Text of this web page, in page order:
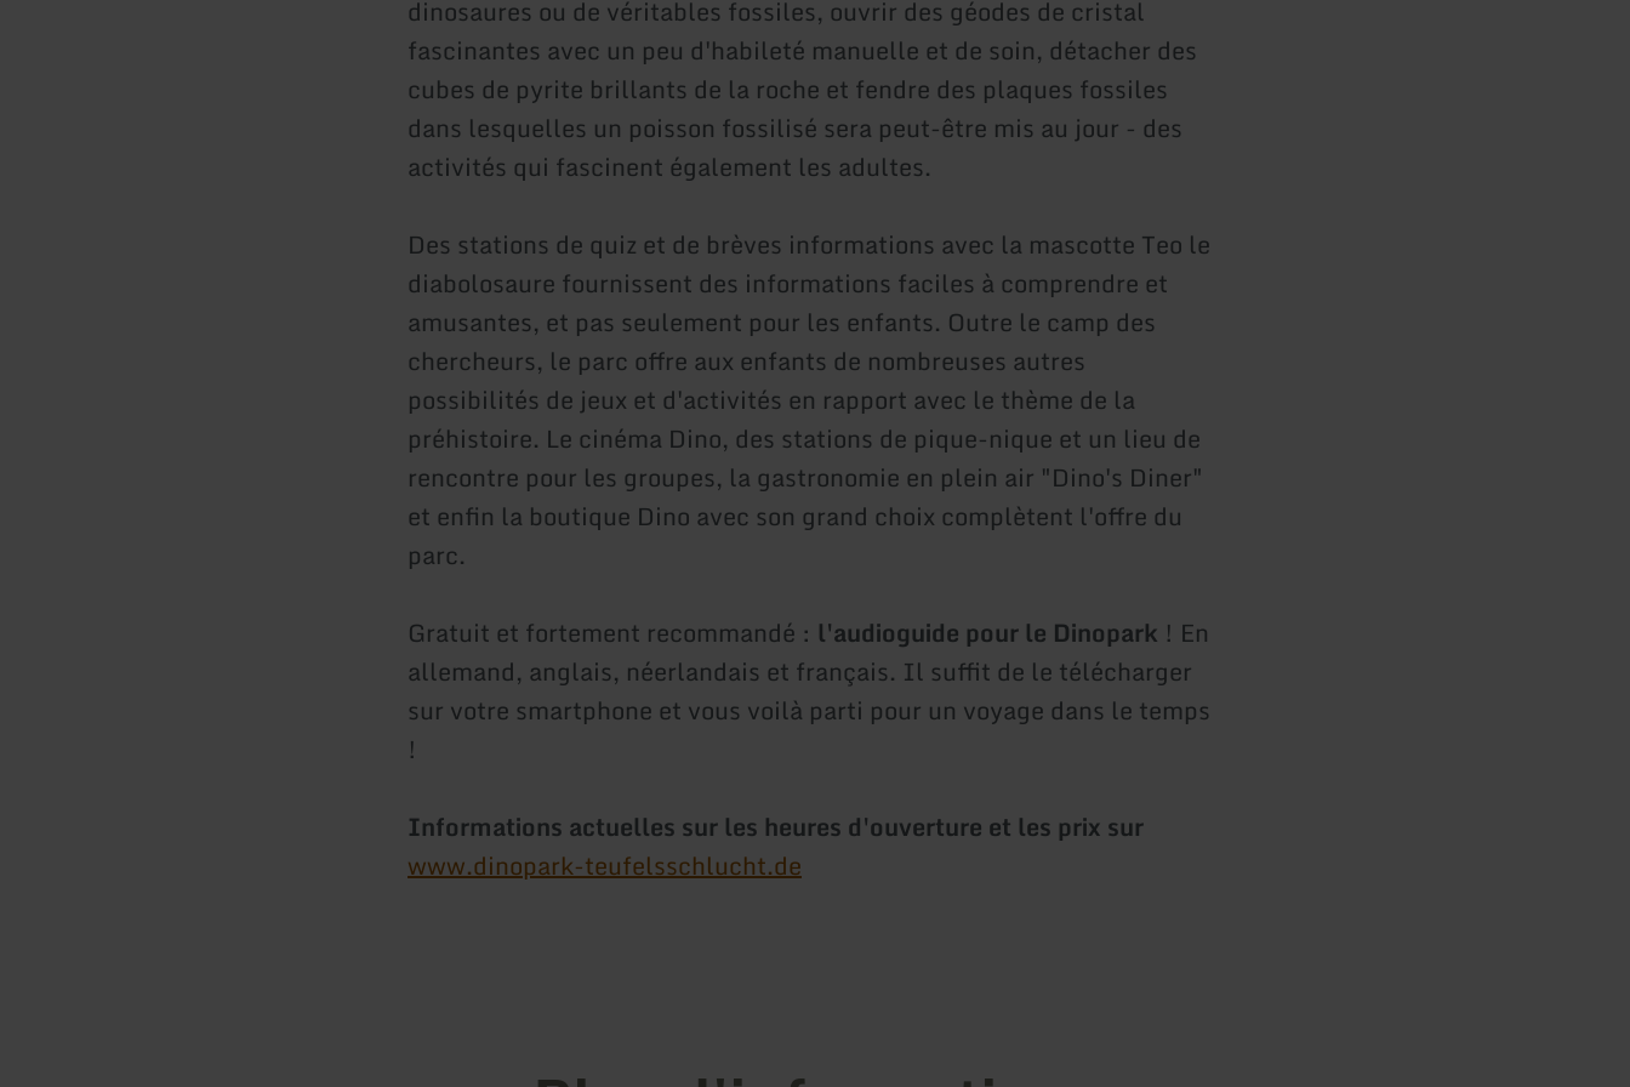
dinosaures ou de véritables fossiles, ouvrir des géodes de cristal
fascinantes avec un peu d'habileté manuelle et de soin, détacher des
cubes de pyrite brillants de la roche et fendre des plaques fossiles
dans lesquelles un poisson fossilisé sera peut-être mis au jour - des
activités qui fascinent également les adultes.
Des stations de quiz et de brèves informations avec la mascotte Teo le
diabolosaure fournissent des informations faciles à comprendre et
amusantes, et pas seulement pour les enfants. Outre le camp des
chercheurs, le parc offre aux enfants de nombreuses autres
possibilités de jeux et d'activités en rapport avec le thème de la
préhistoire. Le cinéma Dino, des stations de pique-nique et un lieu de
rencontre pour les groupes, la gastronomie en plein air "Dino's Diner"
et enfin la boutique Dino avec son grand choix complètent l'offre du
parc.
Gratuit et fortement recommandé : l'audioguide pour le Dinopark ! En
allemand, anglais, néerlandais et français. Il suffit de le télécharger
sur votre smartphone et vous voilà parti pour un voyage dans le temps
!
Informations actuelles sur les heures d'ouverture et les prix sur
www.dinopark-teufelsschlucht.de